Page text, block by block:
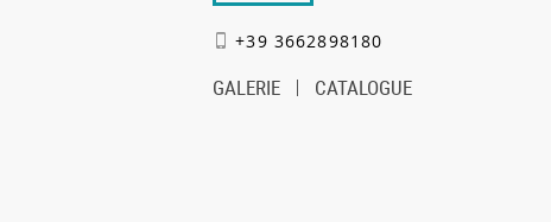
+39 3662898180
GALERIE CATALOGUE